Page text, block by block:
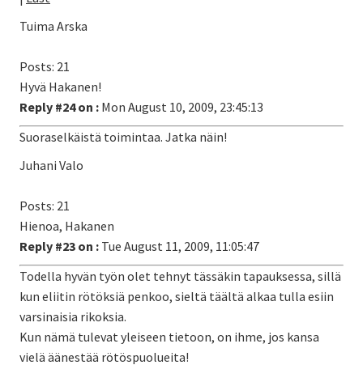
Tuima Arska
Posts: 21
Hyvä Hakanen!
Reply #24 on : Mon August 10, 2009, 23:45:13
Suoraselkäistä toimintaa. Jatka näin!
Juhani Valo
Posts: 21
Hienoa, Hakanen
Reply #23 on : Tue August 11, 2009, 11:05:47
Todella hyvän työn olet tehnyt tässäkin tapauksessa, sillä
kun eliitin rötöksiä penkoo, sieltä täältä alkaa tulla esiin
varsinaisia rikoksia.
Kun nämä tulevat yleiseen tietoon, on ihme, jos kansa
vielä äänestää rötöspuolueita!